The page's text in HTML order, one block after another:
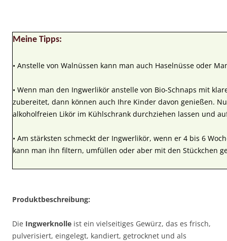
Meine Tipps:
• Anstelle von Walnüssen kann man auch Haselnüsse oder
• Wenn man den Ingwerlikör anstelle von Bio-Schnaps mit
zubereitet, dann können auch Ihre Kinder davon genießen.
alkoholfreien Likör im Kühlschrank durchziehen lassen und
• Am stärksten schmeckt der Ingwerlikör, wenn er 4 bis 6
kann man ihn filtern, umfüllen oder aber mit den Stückchen
Produktbeschreibung:
Die Ingwerknolle ist ein vielseitiges Gewürz, das es frisch,
pulverisiert, eingelegt, kandiert, getrocknet und als